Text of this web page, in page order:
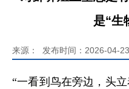
是“生
来源： 发布时间：2026-04-23
“一看到鸟在旁边，头